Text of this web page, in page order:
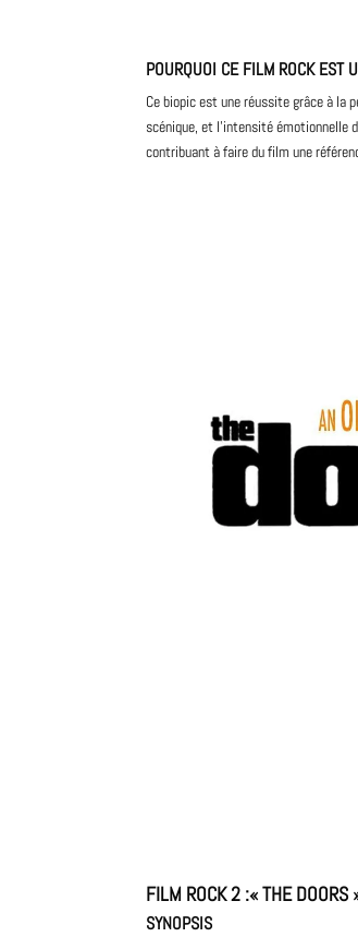
POURQUOI CE FILM ROCK EST
Ce biopic est une réussite grâce à la
scénique, et l’intensité émotionnelle
contribuant à faire du film une
FILM ROCK 2 :« THE
SYNOPSIS